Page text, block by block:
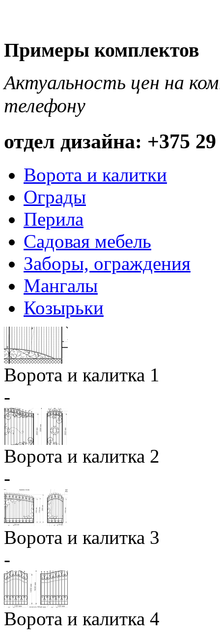
Примеры комплектов
Актуальность цен на
телефону
отдел дизайна: +375
Ворота и калитки
Ограды
Перила
Садовая мебель
Заборы, ограждения
Мангалы
Козырьки
Ворота и калитка 1
-
Ворота и калитка 2
-
Ворота и калитка 3
-
Ворота и калитка 4